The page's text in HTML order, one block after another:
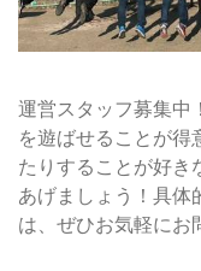
運営スタッフ募集中
を遊ばせることが得
たりすることが好き
あげましょう！具体
は、ぜひお気軽にお